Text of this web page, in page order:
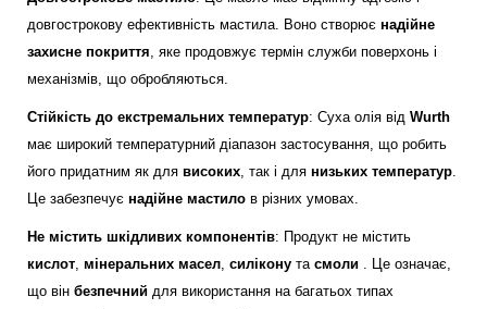
довгострокову ефективність мастила. Воно створює надійне
захисне покриття, яке продовжує термін служби поверхонь і
механізмів, що обробляються.
Стійкість до екстремальних температур: Суха олія від Wurth
має широкий температурний діапазон застосування, що робить
його придатним як для високих, так і для низьких температур.
Це забезпечує надійне мастило в різних умовах.
Не містить шкідливих компонентів: Продукт не містить
кислот, мінеральних масел, силікону та смоли . Це означає,
що він безпечний для використання на багатьох типах